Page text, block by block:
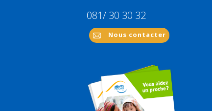
081/ 30 30 32
Nous contacter